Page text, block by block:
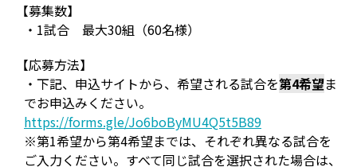
【募集数】
・1試合 最大30組（60名様）
【応募方法】
・下記、申込サイトから、希望される試合を第4希望ま
でお申込みください。
https://forms.gle/Jo6boByMU4Q5t5B89
※第1希望から第4希望までは、それぞれ異なる試合を
ご入力ください。すべて同じ試合を選択された場合は、